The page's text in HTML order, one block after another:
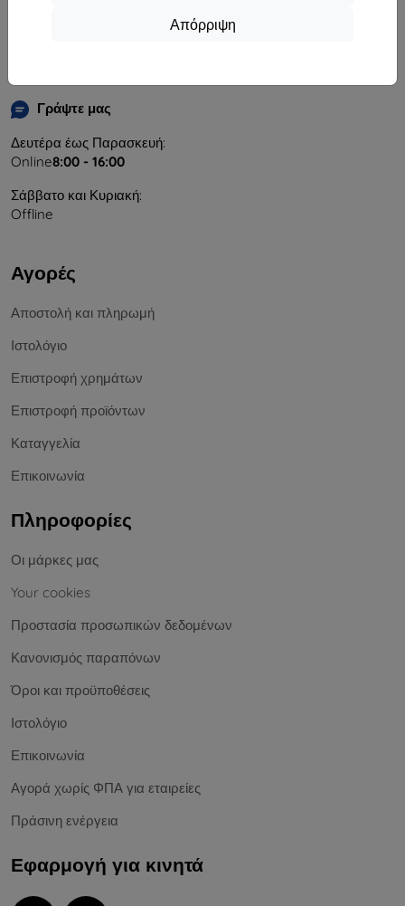
Απόρριψη
Γράψτε μας
Δευτέρα έως Παρασκευή:
Online8:00 - 16:00
Σάββατο και Κυριακή:
Offline
Αγορές
Αποστολή και πληρωμή
Ιστολόγιο
Επιστροφή χρημάτων
Επιστροφή προϊόντων
Καταγγελία
Επικοινωνία
Πληροφορίες
Οι μάρκες μας
Your cookies
Προστασία προσωπικών δεδομένων
Κανονισμός παραπόνων
Όροι και προϋποθέσεις
Ιστολόγιο
Επικοινωνία
Αγορά χωρίς ΦΠΑ για εταιρείες
Πράσινη ενέργεια
Εφαρμογή για κινητά